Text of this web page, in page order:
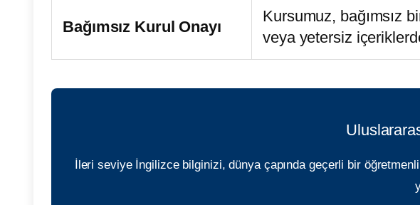
Bağımsız Kurul Onayı
Kursumuz, bağımsız
veya yetersiz
İleri seviye İngilizce bilginizi, dünya çapında geçerli bir